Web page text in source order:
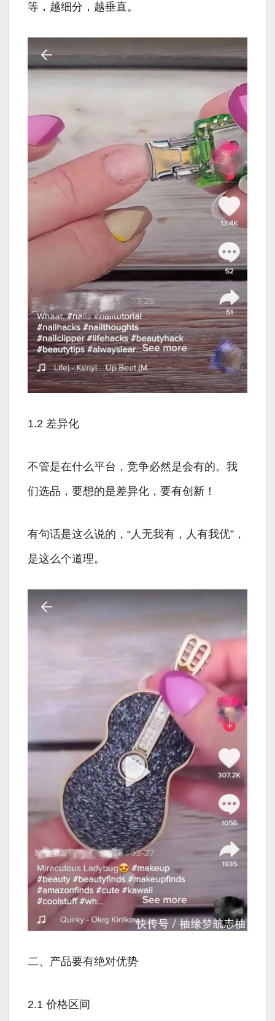
等，越细分，越垂直。
1.2 差异化
不管是在什么平台，竞争必然是会有的。我
们选品，要想的是差异化，要有创新！
有句话是这么说的，“人无我有，人有我优”，
是这么个道理。
二、产品要有绝对优势
2.1 价格区间